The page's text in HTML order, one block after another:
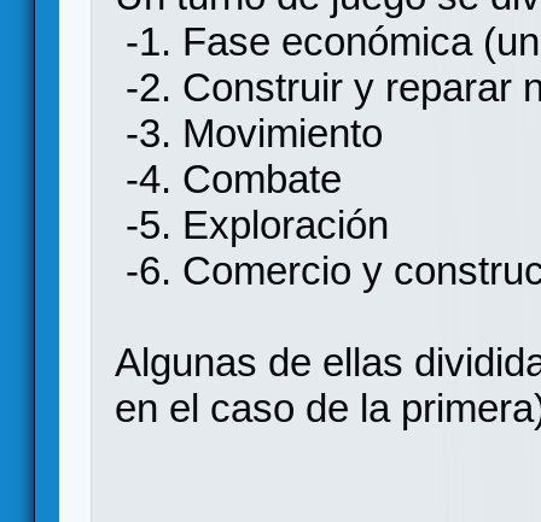
-1. Fase económica
-2. Construir y reparar
-3. Movimiento
-4. Combate
-5. Exploración
-6. Comercio y
Algunas de ellas
en el caso de la